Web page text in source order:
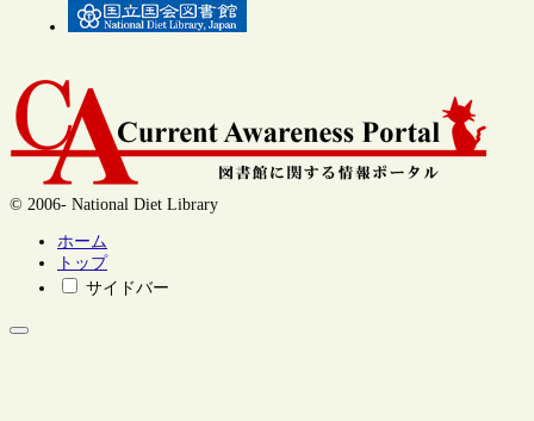
© 2006- National Diet Library
ホーム
トップ
サイドバー